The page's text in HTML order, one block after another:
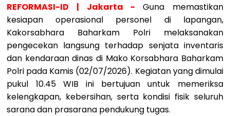
REFORMASI-ID | Jakarta - Guna memastikan
kesiapan operasional personel di lapangan,
Kakorsabhara Baharkam Polri melaksanakan
pengecekan langsung terhadap senjata inventaris
dan kendaraan dinas di Mako Korsabhara Baharkam
Polri pada Kamis (02/07/2026). Kegiatan yang dimulai
pukul 10.45 WIB ini bertujuan untuk memeriksa
kelengkapan, kebersihan, serta kondisi fisik seluruh
sarana dan prasarana pendukung tugas.